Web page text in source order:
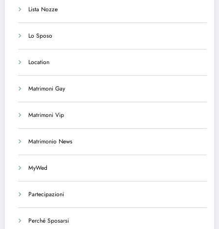
Lista Nozze
Lo Sposo
Location
Matrimoni Gay
Matrimoni Vip
Matrimonio News
MyWed
Partecipazioni
Perché Sposarsi